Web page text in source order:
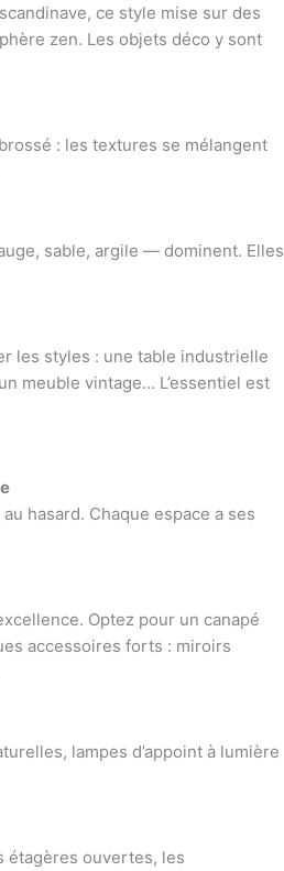
ce style mise sur des
zen. Les objets déco y sont
: les textures se mélangent
sable, argile — dominent. Elles
les styles : une table industrielle
meuble vintage… L’essentiel est
hasard. Chaque espace a ses
Optez pour un canapé
accessoires forts : miroirs
lampes d’appoint à lumière
étagères ouvertes, les